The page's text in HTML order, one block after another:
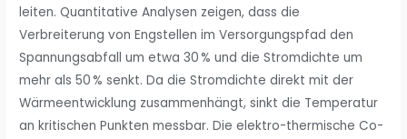
leiten. Quantitative Analysen zeigen, dass die
Verbreiterung von Engstellen im Versorgungspfad den
Spannungsabfall um etwa 30 % und die Stromdichte um
mehr als 50 % senkt. Da die Stromdichte direkt mit der
Wärmeentwicklung zusammenhängt, sinkt die Temperatur
an kritischen Punkten messbar. Die elektro-thermische Co-